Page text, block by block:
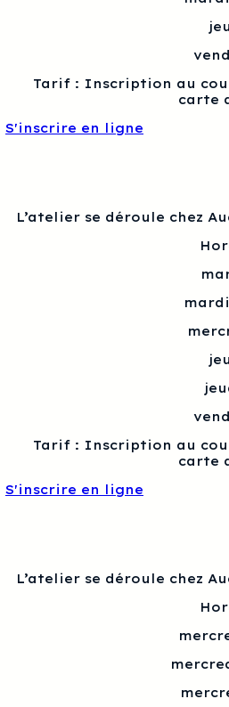
Tarif : Inscription au
carte
S'inscrire en ligne
L’atelier se déroule chez
Tarif : Inscription au
carte
S'inscrire en ligne
L’atelier se déroule chez